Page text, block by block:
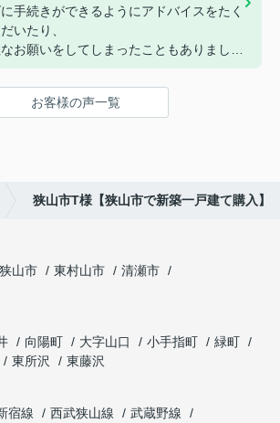
手続きができるようにアドバイスをたく
いたり、
お願いをしてしまったこともありました
考えて対応して下さったり、本当に感謝
す。
いこと、聞きたいことがあったときに、ご
さんに対応していただいて良かったと心か
ります。
いねいなご対応、ありがとうございまし
お客様の声一覧
狭山市T様【狭山市で新築一戸建て購入】
狭山市 東村山市
清瀬市
向陽町 大字山口 小手指町
緑町
東所沢
東藤沢
宿線 西武狭山線
武蔵野線